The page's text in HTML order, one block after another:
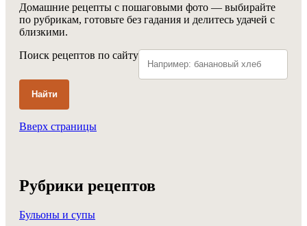
Домашние рецепты с пошаговыми фото — выбирайте
по рубрикам, готовьте без гадания и делитесь удачей с
близкими.
Поиск рецептов по сайту
Найти
Вверх страницы
Рубрики рецептов
Бульоны и супы